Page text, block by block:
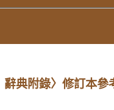
典附錄〉修訂本參